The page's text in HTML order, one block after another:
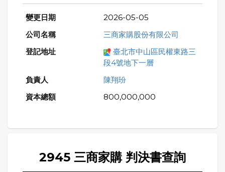
2026-05-05
三商家購股份有限公司
臺北市中山區民權東路三
段4號地下一層
陳翔玢
800,000,000
2945 三商家購 判決書查詢